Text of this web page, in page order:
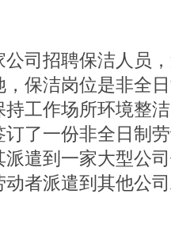
招聘保洁人员，
保洁岗位是非全
工作场所环境整
了一份非全日制
派遣到一家大型公
者派遣到其他公